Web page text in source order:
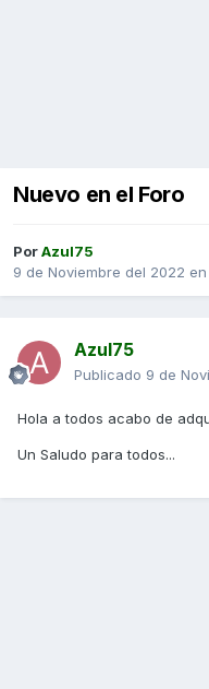
Nuevo en el Foro
PorAzul75
9 de Noviembre del 2022 en
Azul75
Publicado 9 de
Hola a todos acabo de
Un Saludo para todos...